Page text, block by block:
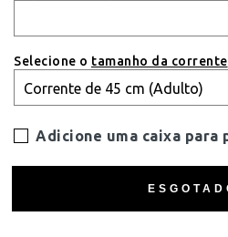
Selecione o tamanho da corrente
Adicione uma caixa para